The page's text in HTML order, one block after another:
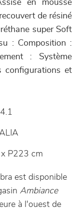
en mousse
de résiné
super Soft
: Composition :
: Système
configurations et
P223 cm
est disponible
Ambiance
à l'ouest de